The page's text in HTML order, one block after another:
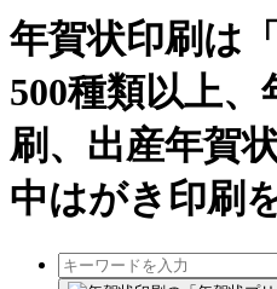
年賀状印刷は
500種類以上
刷、出産年賀
中はがき印刷